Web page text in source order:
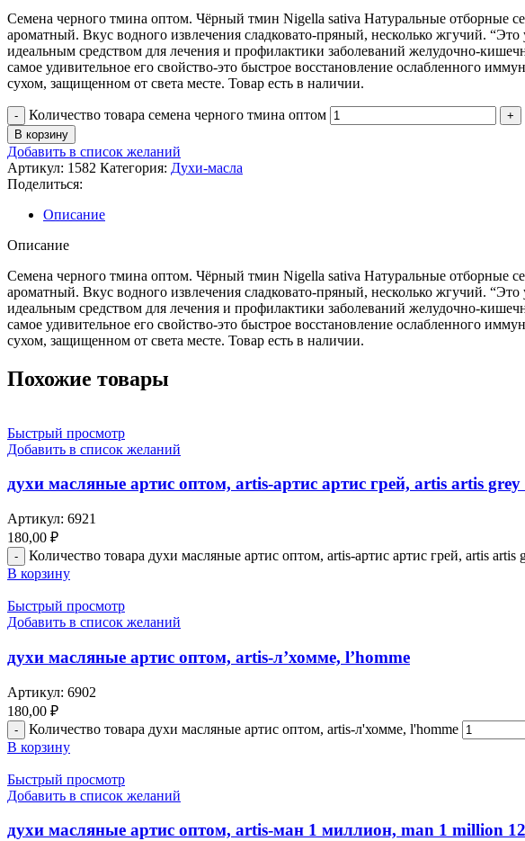
Семена черного тмина оптом. Чёрный тмин Nigella sativa Натуральные отборные
ароматный. Вкус водного извлечения сладковато-пряный, несколько жгучий.
идеальным средством для лечения и профилактики заболеваний желудочно-
самое удивительное его свойство-это быстрое восстановление ослабленного
сухом, защищенном от света месте. Товар есть в наличии.
Количество товара семена черного тмина оптом
В корзину
Добавить в список желаний
Артикул: 1582 Категория: Духи-масла
Поделиться:
Описание
Описание
Семена черного тмина оптом. Чёрный тмин Nigella sativa Натуральные отборные
ароматный. Вкус водного извлечения сладковато-пряный, несколько жгучий.
идеальным средством для лечения и профилактики заболеваний желудочно-
самое удивительное его свойство-это быстрое восстановление ослабленного
сухом, защищенном от света месте. Товар есть в наличии.
Похожие товары
Быстрый просмотр
Добавить в список желаний
духи масляные артис оптом, artis-артис артис грей, artis artis
Артикул: 6921
180,00 ₽
Количество товара духи масляные артис оптом, artis-артис артис грей, artis artis
В корзину
Быстрый просмотр
Добавить в список желаний
духи масляные артис оптом, artis-л’хомме, l’homme
Артикул: 6902
180,00 ₽
Количество товара духи масляные артис оптом, artis-л'хомме, l'homme
В корзину
Быстрый просмотр
Добавить в список желаний
духи масляные артис оптом, artis-ман 1 миллион, man 1 million